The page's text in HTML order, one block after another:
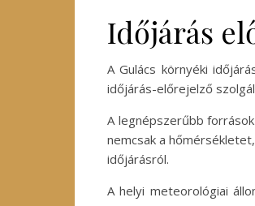
Időjárás
A Gulács környéki
időjárás-előrejelző
A legnépszerűbb
nemcsak a
időjárásról.
A helyi meteorológiai